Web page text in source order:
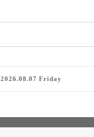
2026.08.07 Friday